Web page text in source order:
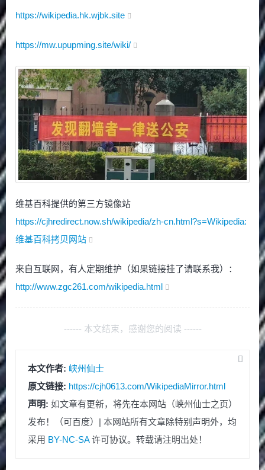
https://wikipedia.hk.wjbk.site
https://mw.upupming.site/wiki/
维基百科提供的第三方镜像站
https://cjhredirect.now.sh/wikipedia/zh-cn.html?s=Wikipedia:
维基百科拷贝网站
来自互联网，有人定期维护（如果链接挂了请联系我）：
http://www.zgc261.com/wikipedia.html
------ 本文结束，感谢您的阅读 ------
本文作者: 峡州仙士
原文链接: https://cjh0613.com/WikipediaMirror.html
声明: 如文章有更新，将先在本网站（峡州仙士之页）
发布！（可百度）| 本网站所有文章除特别声明外，均
采用 BY-NC-SA许可协议。转载请注明出处！